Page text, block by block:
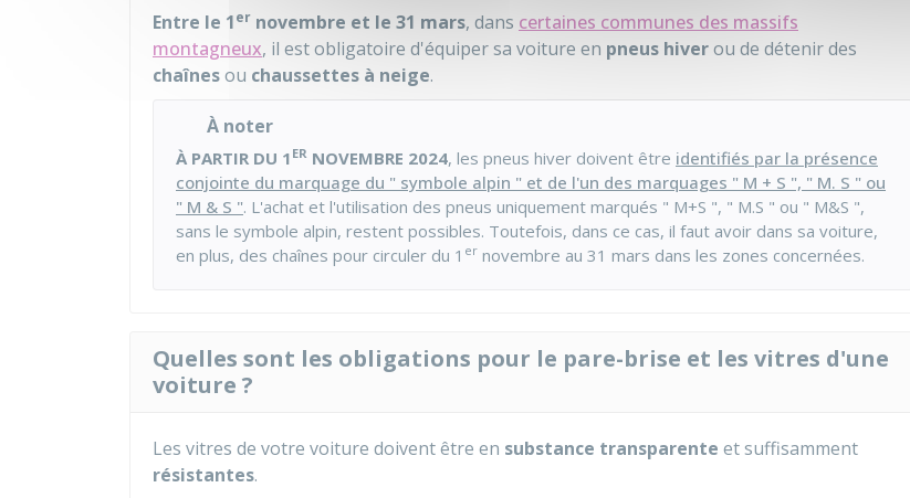
Entre le 1er novembre et le 31 mars, dans certaines communes des massifs
montagneux, il est obligatoire d'équiper sa voiture en pneus hiverou de détenir des
chaînesou chaussettes à neige.
À noter
À PARTIR DU 1 ER NOVEMBRE 2024, les pneus hiver doivent être identifiés par la présence
conjointe du marquage du " symbole alpin " et de l'un des marquages " M + S ", " M. S " ou
" M & S ". L'achat et l'utilisation des pneus uniquement marqués " M+S ", " M.S " ou " M&S ",
sans le symbole alpin, restent possibles. Toutefois, dans ce cas, il faut avoir dans sa voiture,
en plus, des chaînes pour circuler du 1 er novembre au 31 mars dans les zones concernées.
Quelles sont les obligations pour le pare-brise et les vitres d'une
voiture ?
Les vitres de votre voiture doivent être en substance transparente et suffisamment
résistantes.